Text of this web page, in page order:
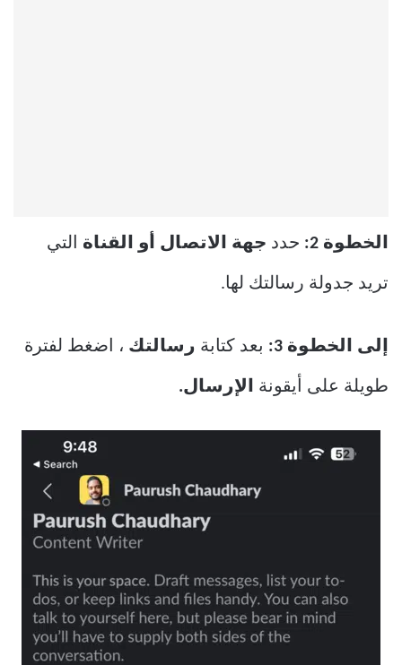
الخطوة 2: حدد جهة الاتصال أو القناة التي
تريد جدولة رسالتك لها.
إلى الخطوة 3: بعد كتابة رسالتك ، اضغط لفترة
طويلة على أيقونة الإرسال.